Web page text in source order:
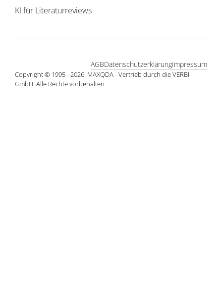
KI für Literaturreviews
Copyright © 1995 - 2026, MAXQDA - Vertrieb durch die VERBI
GmbH. Alle Rechte vorbehalten.
Impressum
Datenschutzerklärung
AGB